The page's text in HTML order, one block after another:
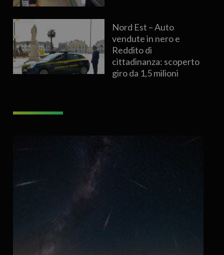
Nord Est – Auto
vendute in nero e
Reddito di
cittadinanza: scoperto
giro da 1,5 milioni